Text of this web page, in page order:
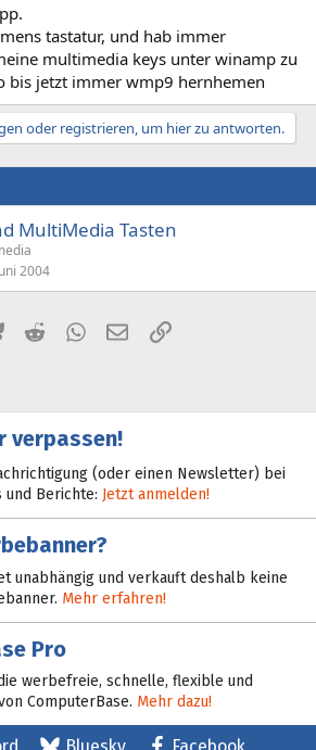
tastatur, und hab immer
multimedia keys unter winamp zu
bis jetzt immer wmp9 hernhemen
oder registrieren, um hier zu antworten.
MultiMedia Tasten
2004
BlueskyRedditWhatsApp
E-MailLink
verpassen!
(oder einen Newsletter) bei
und Berichte: Jetzt anmelden!
unabhängig und verkauft deshalb keine
Mehr erfahren!
Pro
werbefreie, schnelle, flexible und
ComputerBase. Mehr dazu!